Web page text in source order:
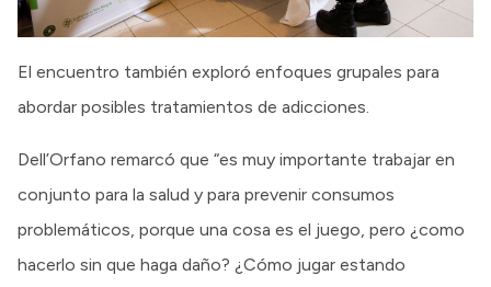
El encuentro también exploró enfoques grupales para
abordar posibles tratamientos de adicciones.
Dell’Orfano remarcó que “es muy importante trabajar en
conjunto para la salud y para prevenir consumos
problemáticos, porque una cosa es el juego, pero ¿como
hacerlo sin que haga daño? ¿Cómo jugar estando